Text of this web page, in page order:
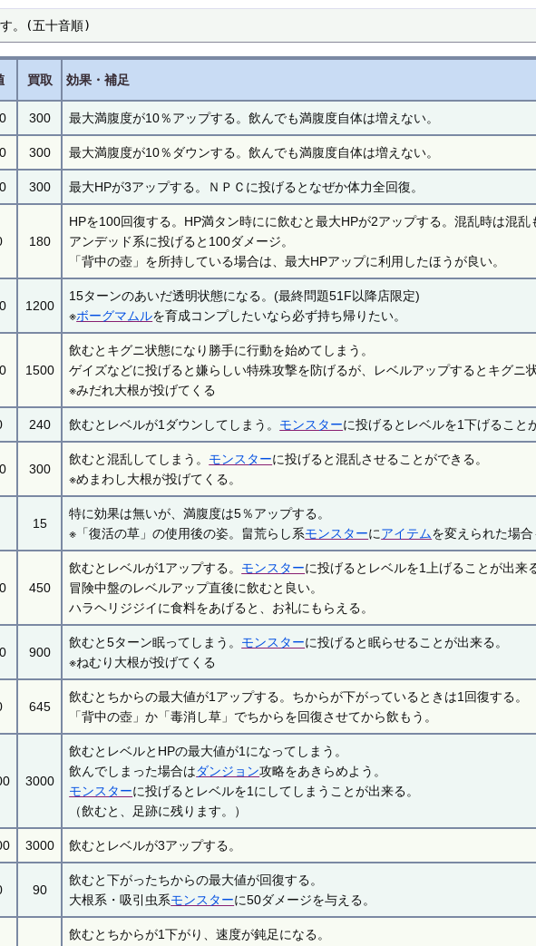
す。(五十音順)
買取 効果・補足
300 最大満腹度が10％アップする。飲んでも満腹度自体は増えない。
300 最大満腹度が10％ダウンする。飲んでも満腹度自体は増えない。
300 最大HPが3アップする。ＮＰＣに投げるとなぜか体力全回復。
180
HPを100回復する。HP満タン時にに飲むと最大HPが2アップする。混乱時は混乱
アンデッド系に投げると100ダメージ。
「背中の壺」を所持している場合は、最大HPアップに利用したほうが良い。
1200
15ターンのあいだ透明状態になる。(最終問題51F以降店限定)
※ボーグマムルを育成コンプしたいなら必ず持ち帰りたい。
1500
飲むとキグニ状態になり勝手に行動を始めてしまう。
ゲイズなどに投げると嫌らしい特殊攻撃を防げるが、レベルアップするとキグニ
※みだれ大根が投げてくる
240 飲むとレベルが1ダウンしてしまう。 モンスターに投げるとレベルを1下げること
300
飲むと混乱してしまう。 モンスターに投げると混乱させることができる。
※めまわし大根が投げてくる。
15
特に効果は無いが、満腹度は5％アップする。
※「復活の草」の使用後の姿。畠荒らし系モンスターにアイテムを変えられた場合
450
飲むとレベルが1アップする。 モンスターに投げるとレベルを1上げることが出来
冒険中盤のレベルアップ直後に飲むと良い。
ハラヘリジジイに食料をあげると、お礼にもらえる。
900
飲むと5ターン眠ってしまう。 モンスターに投げると眠らせることが出来る。
※ねむり大根が投げてくる
645
飲むとちからの最大値が1アップする。ちからが下がっているときは1回復する。
「背中の壺」か「毒消し草」でちからを回復させてから飲もう。
3000
飲むとレベルとHPの最大値が1になってしまう。
飲んでしまった場合はダンジョン攻略をあきらめよう。
モンスターに投げるとレベルを1にしてしまうことが出来る。
（飲むと、足跡に残ります。）
3000 飲むとレベルが3アップする。
90
飲むと下がったちからの最大値が回復する。
大根系・吸引虫系モンスターに50ダメージを与える。
飲むとちからが1下がり、速度が鈍足になる。